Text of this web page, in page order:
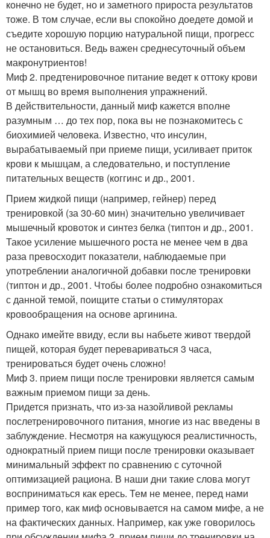
конечно не будет, но и заметного прироста результатов
тоже. В том случае, если вы спокойно доедете домой и
съедите хорошую порцию натуральной пищи, прогресс
не остановиться. Ведь важен среднесуточный объем
макронутриентов!
Миф 2. предтенировочное питание ведет к оттоку крови
от мышц во время выполнения упражнений.
В действительности, данный миф кажется вполне
разумным … до тех пор, пока вы не познакомитесь с
биохимией человека. Известно, что инсулин,
вырабатываемый при приеме пищи, усиливает приток
крови к мышцам, а следовательно, и поступление
питательных веществ (коггинс и др., 2001.
Прием жидкой пищи (например, гейнер) перед
тренировкой (за 30-60 мин) значительно увеличивает
мышечный кровоток и синтез белка (типтон и др., 2001.
Такое усиление мышечного роста не менее чем в два
раза превосходит показатели, наблюдаемые при
употреблении аналогичной добавки после тренировки
(типтон и др., 2001. Чтобы более подробно ознакомиться
с данной темой, поищите статьи о стимуляторах
кровообращения на основе аргинина.
Однако имейте ввиду, если вы набьете живот твердой
пищей, которая будет перевариваться 3 часа,
тренироваться будет очень сложно!
Миф 3. прием пищи после тренировки является самым
важным приемом пищи за день.
Придется признать, что из-за назойливой рекламы
послетренировочного питания, многие из нас введены в
заблуждение. Несмотря на кажущуюся реалистичность,
однократный прием пищи после тренировки оказывает
минимальный эффект по сравнению с суточной
оптимизацией рациона. В наши дни такие слова могут
восприниматься как ересь. Тем не менее, перед нами
пример того, как миф основывается на самом мифе, а не
на фактических данных. Например, как уже говорилось